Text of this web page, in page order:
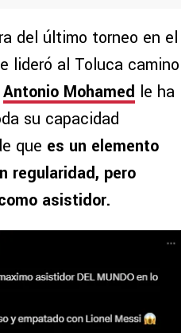
del último torneo en el
lideró al Toluca camino
Antonio Mohamed le ha
su capacidad
que es un elemento
regularidad, pero
asistidor.